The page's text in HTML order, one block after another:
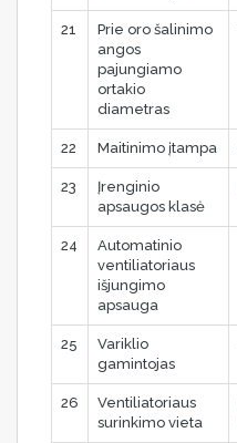
21
Prie oro šalinimo
angos
pajungiamo
ortakio
diametras
22 Maitinimo įtampa
23
Įrenginio
apsaugos klasė
24
Automatinio
ventiliatoriaus
išjungimo
apsauga
25
Variklio
gamintojas
26
Ventiliatoriaus
surinkimo vieta